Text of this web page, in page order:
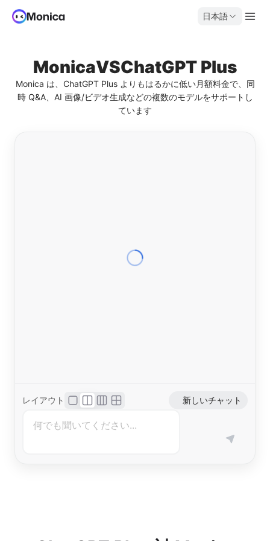
日本語
MonicaVSChatGPT Plus
Monica は、ChatGPT Plus よりもはるかに低い月額料金で、同
時 Q&A、AI 画像/ビデオ生成などの複数のモデルをサポートし
ています
レイアウト 新しいチャット